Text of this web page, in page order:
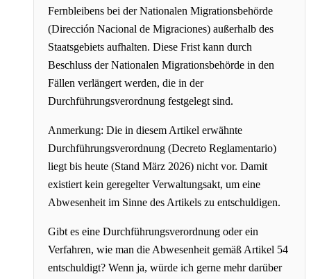
Fernbleibens bei der Nationalen Migrationsbehörde
(Dirección Nacional de Migraciones) außerhalb des
Staatsgebiets aufhalten. Diese Frist kann durch
Beschluss der Nationalen Migrationsbehörde in den
Fällen verlängert werden, die in der
Durchführungsverordnung festgelegt sind.
Anmerkung: Die in diesem Artikel erwähnte
Durchführungsverordnung (Decreto Reglamentario)
liegt bis heute (Stand März 2026) nicht vor. Damit
existiert kein geregelter Verwaltungsakt, um eine
Abwesenheit im Sinne des Artikels zu entschuldigen.
Gibt es eine Durchführungsverordnung oder ein
Verfahren, wie man die Abwesenheit gemäß Artikel 54
entschuldigt? Wenn ja, würde ich gerne mehr darüber